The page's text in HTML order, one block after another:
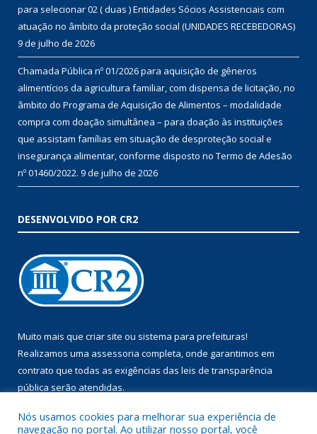
para selecionar 02 ( duas ) Entidades Sócios Assistenciais com
atuação no âmbito da proteção social (UNIDADES RECEBEDORAS)
9 de julho de 2026
Chamada Pública nº 01/2026 para aquisição de gêneros
alimentícios da agricultura familiar, com dispensa de licitação, no
âmbito do Programa de Aquisição de Alimentos – modalidade
compra com doação simultânea – para doação às instituições
que assistam famílias em situação de desproteção social e
insegurança alimentar, conforme disposto no Termo de Adesão
nº 01460/2022. 9 de julho de 2026
DESENVOLVIDO POR CR2
Muito mais que criar site ou sistema para prefeituras!
Realizamos uma assessoria completa, onde garantimos em
contrato que todas as exigências das leis de transparência
pública serão atendidas.
Conheça oPNTPe oRadar da Transparência Pública
Nós usamos cookies para melhorar sua experiência de
navegação no portal. Ao utilizar nosso portal, você